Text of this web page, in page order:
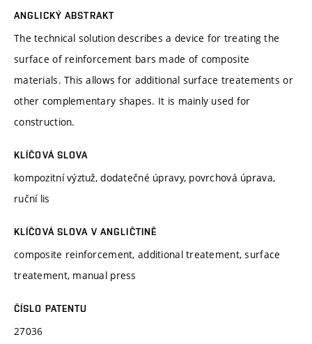
ANGLICKÝ ABSTRAKT
The technical solution describes a device for treating the
surface of reinforcement bars made of composite
materials. This allows for additional surface treatements or
other complementary shapes. It is mainly used for
construction.
KLÍČOVÁ SLOVA
kompozitní výztuž, dodatečné úpravy, povrchová úprava,
ruční lis
KLÍČOVÁ SLOVA V ANGLIČTINĚ
composite reinforcement, additional treatement, surface
treatement, manual press
ČÍSLO PATENTU
27036